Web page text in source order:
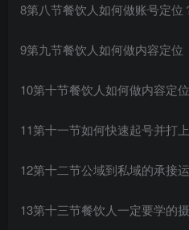
8第八节餐饮人如何做账号定位
9第九节餐饮人如何做内容定位
10第十节餐饮人如何做内容定
11第十一节如何快速起号并打
12第十二节公域到私域的承接
13第十三节餐饮人一定要学的